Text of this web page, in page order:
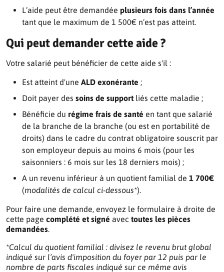
L’aide peut être demandée plusieurs fois dans l’année
tant que le maximum de 1 500€ n’est pas atteint.
Qui peut demander cette aide ?
Votre salarié peut bénéficier de cette aide s'il :
Est atteint d'une ALD exonérante ;
Doit payer des soins de supportliés cette maladie ;
Bénéficie du régime frais de santé en tant que salarié
de la branche de la branche (ou est en portabilité de
droits) dans le cadre du contrat obligatoire souscrit par
son employeur depuis au moins 6 mois (pour les
saisonniers : 6 mois sur les 18 derniers mois) ;
A un revenu inférieur à un quotient familial de 1 700€
(modalités de calcul ci-dessous*).
Pour faire une demande, envoyez le formulaire à droite de
cette page complété et signé avec toutes les pièces
demandées.
*Calcul du quotient familial : divisez le revenu brut global
indiqué sur l’avis d'imposition du foyer par 12 puis par le
nombre de parts fiscales indiqué sur ce même avis